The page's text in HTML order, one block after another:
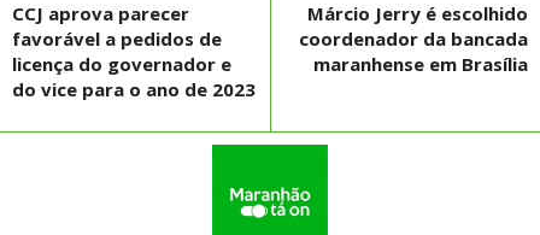
CCJ aprova parecer
favorável a pedidos de
licença do governador e
do vice para o ano de 2023
Márcio Jerry é escolhido
coordenador da bancada
maranhense em Brasília